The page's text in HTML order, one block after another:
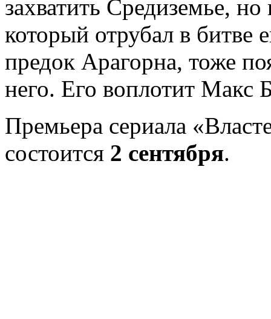
захватить Средиземье,
который отрубал в битве
предок Арагорна, тоже
него. Его воплотит Макс
Премьера сериала
состоится 2 сентября.